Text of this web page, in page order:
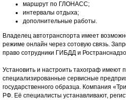
маршрут по ГЛОНАСС;
интервалы отдыха;
дополнительные работы.
Владелец автотранспорта имеет
режиме онлайн через сотовую связь.
право сотрудники ГИБДД и
Установить и настроить тахограф имеют
специализированные сервисные
государственного образца. Компания
РФ. Её специалисты устанавливают,